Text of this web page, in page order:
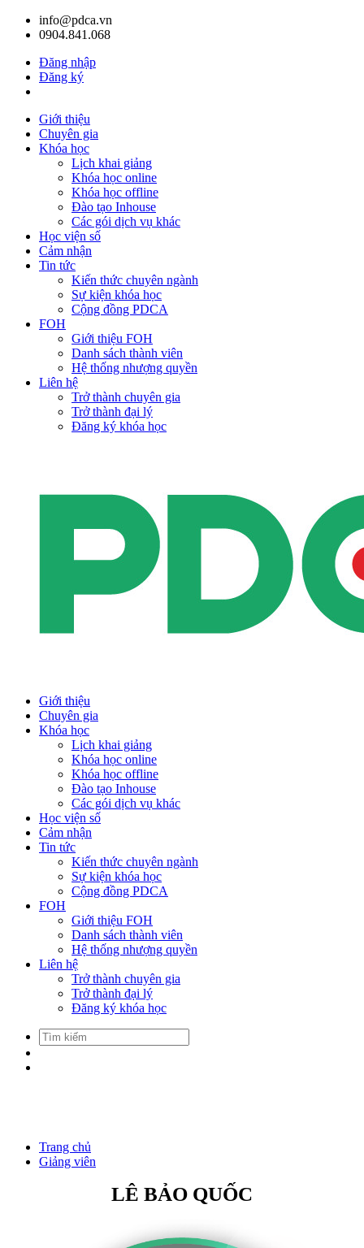
info@pdca.vn
0904.841.068
Đăng nhập
Đăng ký
Giới thiệu
Chuyên gia
Khóa học
Lịch khai giảng
Khóa học online
Khóa học offline
Đào tạo Inhouse
Các gói dịch vụ khác
Học viện số
Cảm nhận
Tin tức
Kiến thức chuyên ngành
Sự kiện khóa học
Cộng đồng PDCA
FOH
Giới thiệu FOH
Danh sách thành viên
Hệ thống nhượng quyền
Liên hệ
Trở thành chuyên gia
Trở thành đại lý
Đăng ký khóa học
Giới thiệu
Chuyên gia
Khóa học
Lịch khai giảng
Khóa học online
Khóa học offline
Đào tạo Inhouse
Các gói dịch vụ khác
Học viện số
Cảm nhận
Tin tức
Kiến thức chuyên ngành
Sự kiện khóa học
Cộng đồng PDCA
FOH
Giới thiệu FOH
Danh sách thành viên
Hệ thống nhượng quyền
Liên hệ
Trở thành chuyên gia
Trở thành đại lý
Đăng ký khóa học
Trang chủ
Giảng viên
LÊ BẢO QUỐC